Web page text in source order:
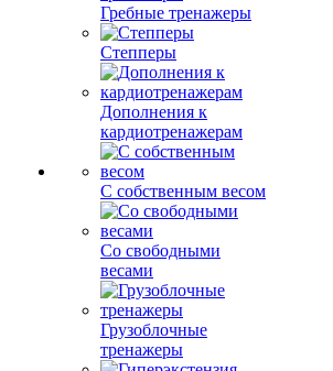
Гребные тренажеры
Степперы
Дополнения к
кардиотренажерам
С собственным весом
Со свободными
весами
Грузоблочные
тренажеры